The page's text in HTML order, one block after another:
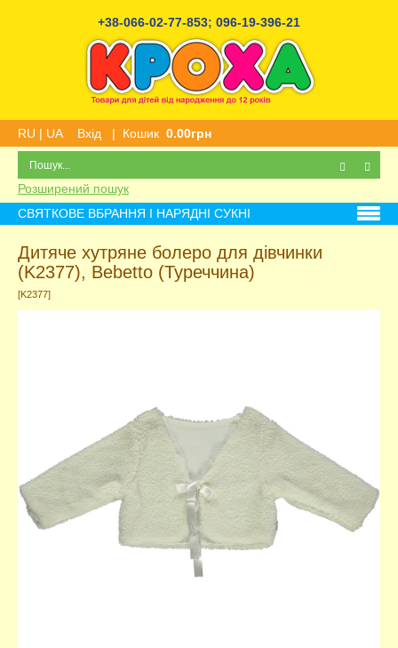
+38-066-02-77-853; 096-19-396-21
RU | UA Вхід | Кошик 0.00грн
Розширений пошук
СВЯТКОВЕ ВБРАННЯ І НАРЯДНІ СУКНІ
Дитяче хутряне болеро для дівчинки
(K2377), Bebetto (Туреччина)
[K2377]